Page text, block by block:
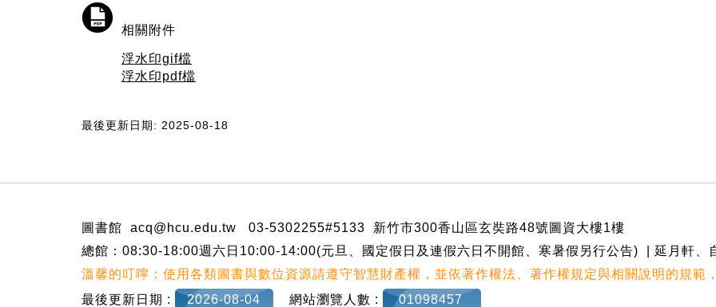
相關附件
浮水印gif檔
浮水印pdf檔
最後更新日期: 2025-08-18
圖書館 acq@hcu.edu.tw 03-5302255#5133 新竹市300香山區玄奘路48號圖資大樓1樓
總館：08:30-18:00週六日10:00-14:00(元旦、國定假日及連假六日不開館、寒暑假另行公告) | 延月軒、
溫馨的叮嚀：使用各類圖書與數位資源請遵守智慧財產權，並依著作權法、著作權規定與相關說明的規範
最後更新日期 :
2026-08-04 網站瀏覽人數 : 01098457